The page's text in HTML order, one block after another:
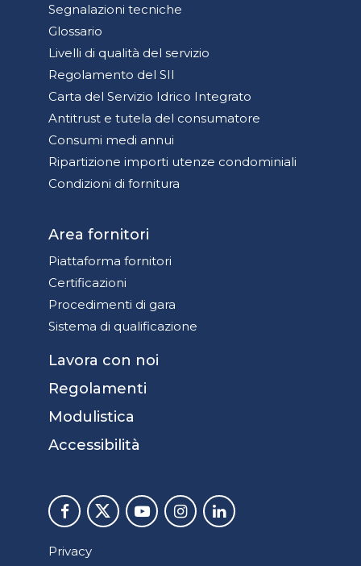
Segnalazioni tecniche
Glossario
Livelli di qualità del servizio
Regolamento del SII
Carta del Servizio Idrico Integrato
Antitrust e tutela del consumatore
Consumi medi annui
Ripartizione importi utenze condominiali
Condizioni di fornitura
Area fornitori
Piattaforma fornitori
Certificazioni
Procedimenti di gara
Sistema di qualificazione
Lavora con noi
Regolamenti
Modulistica
Accessibilità
Privacy